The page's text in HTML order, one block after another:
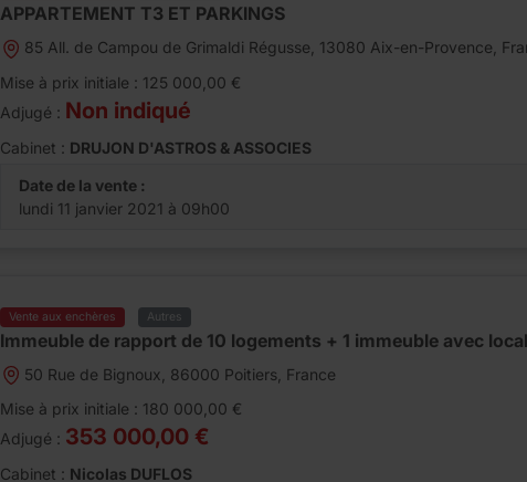
APPARTEMENT T3 ET PARKINGS
85 All. de Campou de Grimaldi Régusse, 13080 Aix-en-Provence,
Mise à prix initiale : 125 000,00 €
Adjugé : Non indiqué
Cabinet : DRUJON D'ASTROS & ASSOCIES
Date de la vente :
lundi 11 janvier 2021 à 09h00
Vente aux enchères Autres
Immeuble de rapport de 10 logements + 1 immeuble avec local
50 Rue de Bignoux, 86000 Poitiers, France
Mise à prix initiale : 180 000,00 €
Adjugé : 353 000,00 €
Cabinet : Nicolas DUFLOS